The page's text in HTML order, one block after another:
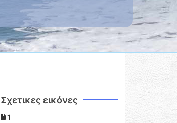
Σχετικες εικόνες
1